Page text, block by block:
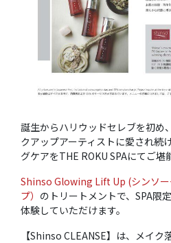
誕生からハリウッドセレブを初め
クアップアーティストに愛され続
グケアをTHE ROKU SPAにてご堪
Shinso Glowing Lift Up (シンソー
プ） のトリートメントで、SPA限
体験していただけます。
【Shinso CLEANSE】は、メイ